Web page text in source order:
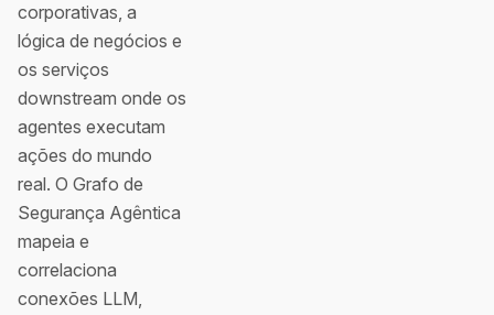
corporativas, a
lógica de negócios e
os serviços
downstream onde os
agentes executam
ações do mundo
real. O Grafo de
Segurança Agêntica
mapeia e
correlaciona
conexões LLM,